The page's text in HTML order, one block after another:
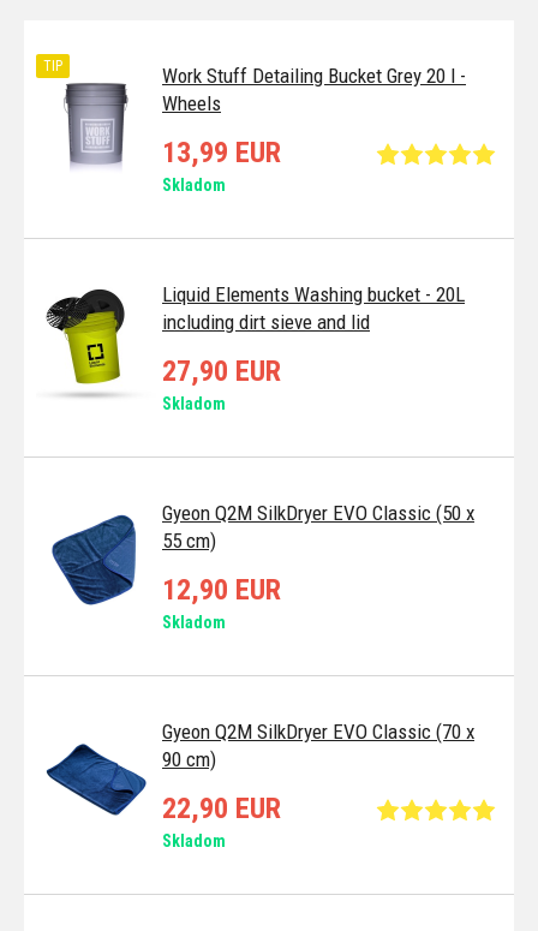
Work Stuff Detailing Bucket Grey 20 l -
Wheels
TIP
13,99 EUR
Skladom
Liquid Elements Washing bucket - 20L
including dirt sieve and lid
27,90 EUR
Skladom
Gyeon Q2M SilkDryer EVO Classic (50 x
55 cm)
12,90 EUR
Skladom
Gyeon Q2M SilkDryer EVO Classic (70 x
90 cm)
22,90 EUR
Skladom